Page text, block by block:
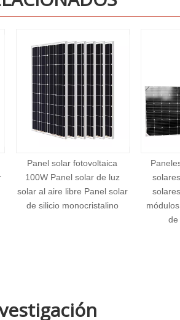
Paneles solares solares
solares solares solares
solares de cristal único
módulos solares de 500W
W